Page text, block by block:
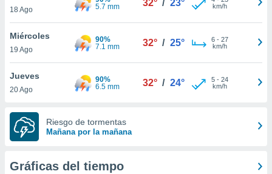
similares
como
sitio
de
posible
traten tus
en
Para
su
18 Ago
5.7 mm
32° / 23°
km/h
Miércoles
19 Ago
90%
7.1 mm
32° / 25° 6- 27
km/h
Jueves
20 Ago
90%
6.5 mm
32° / 24° 5- 24
km/h
Riesgo de tormentas
Mañana por la mañana
Gráficas del tiempo